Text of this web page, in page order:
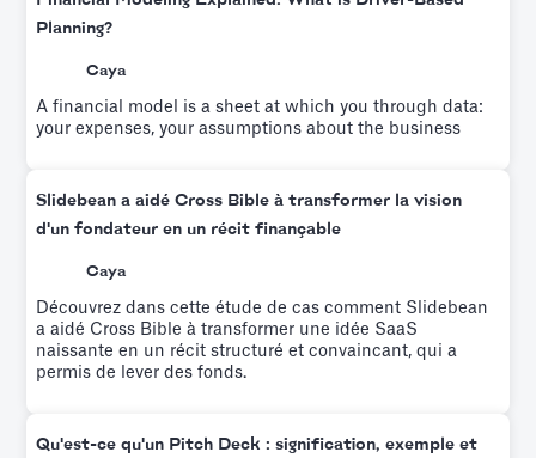
Planning?
Caya
A financial model is a sheet at which you through data:
your expenses, your assumptions about the business
Slidebean a aidé Cross Bible à transformer la vision
d'un fondateur en un récit finançable
Caya
Découvrez dans cette étude de cas comment Slidebean
a aidé Cross Bible à transformer une idée SaaS
naissante en un récit structuré et convaincant, qui a
permis de lever des fonds.
Qu'est-ce qu'un Pitch Deck : signification, exemple et